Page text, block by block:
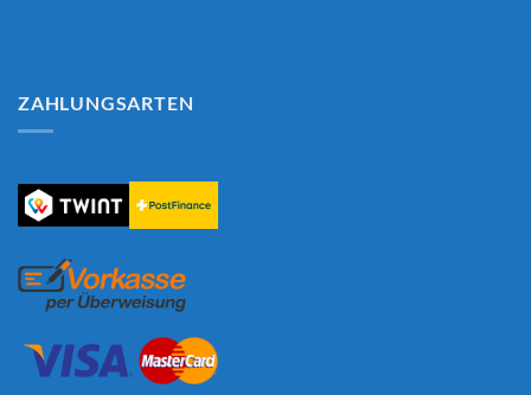
ZAHLUNGSARTEN